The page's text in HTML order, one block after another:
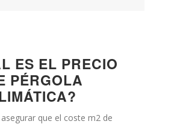
ES EL PRECIO
PÉRGOLA
que el coste m2 de